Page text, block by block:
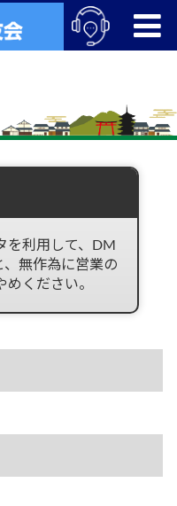
を利用して、DM
、無作為に営業の
ください。